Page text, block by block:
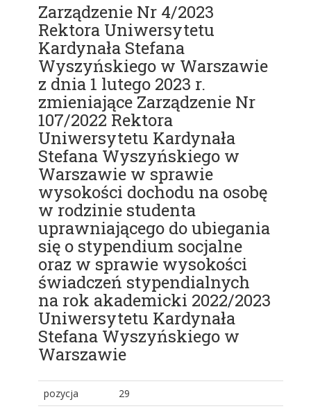
Zarządzenie Nr 4/2023
Rektora Uniwersytetu
Kardynała Stefana
Wyszyńskiego w Warszawie
z dnia 1 lutego 2023 r.
zmieniające Zarządzenie Nr
107/2022 Rektora
Uniwersytetu Kardynała
Stefana Wyszyńskiego w
Warszawie w sprawie
wysokości dochodu na osobę
w rodzinie studenta
uprawniającego do ubiegania
się o stypendium socjalne
oraz w sprawie wysokości
świadczeń stypendialnych
na rok akademicki 2022/2023
Uniwersytetu Kardynała
Stefana Wyszyńskiego w
Warszawie
pozycja
29